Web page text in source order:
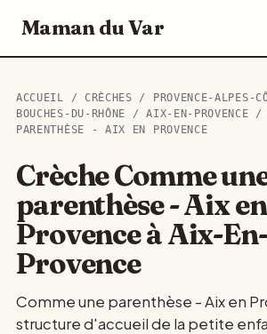
Maman du Var
ACCUEIL / CRÈCHES / PROVENCE-ALPES-
BOUCHES-DU-RHÔNE /AIX-EN-PROVENCE /
PARENTHÈSE - AIX EN PROVENCE
Crèche Comme
parenthèse - Aix en
Provence à Aix-En-
Provence
Comme une parenthèse - Aix en
structure d'accueil de la petite